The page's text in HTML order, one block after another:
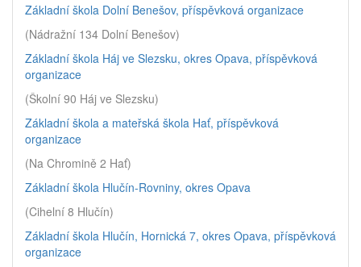
Základní škola Dolní Benešov, příspěvková organizace
(Nádražní 134 Dolní Benešov)
Základní škola Háj ve Slezsku, okres Opava, příspěvková
organizace
(Školní 90 Háj ve Slezsku)
Základní škola a mateřská škola Hať, příspěvková
organizace
(Na Chromině 2 Hať)
Základní škola Hlučín-Rovniny, okres Opava
(Cihelní 8 Hlučín)
Základní škola Hlučín, Hornická 7, okres Opava, příspěvková
organizace